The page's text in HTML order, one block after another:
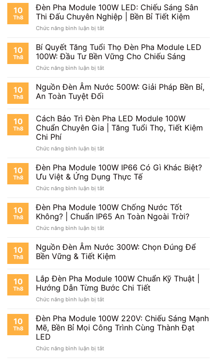
Điểm
&
Lời
Khuyên
Chuyên
Gia!
Pha
Module
100W
Giá
Nhiêu?
Báo
Chi
&
Ưu
Nhất
10
Th8
Đèn Pha Module 100W LED: Chiếu Sáng Sân
Thi Đấu Chuyên Nghiệp | Bền Bỉ Tiết Kiệm
Chức năng bình luận bị tắtở
Pha
Module
100W
LED:
Sáng
Chuyên
Nghiệp
Bỉ
Kiệm
10
Th8
Bí Quyết Tăng Tuổi Thọ Đèn Pha Module LED
100W: Đầu Tư Bền Vững Cho Chiếu Sáng
Chức năng bình luận bị tắtở
Quyết
Tăng
Đèn
Pha
Module
100W:
Tư
Bền
Vững
Cho
Sáng
10
Th8
Nguồn Đèn Âm Nước 500W: Giải Pháp Bền Bỉ,
An Toàn Tuyệt Đối
10
Th8
Cách Bảo Trì Đèn Pha LED Module 100W
Chuẩn Chuyên Gia | Tăng Tuổi Thọ, Tiết Kiệm
Chi Phí
Chức năng bình luận bị tắtở
Bảo
Trì
Đèn
Pha
Module
100W
Chuẩn
Chuyên
|
Tăng
Tiết
Kiệm
10
Th8
Đèn Pha Module 100W IP66 Có Gì Khác Biệt?
Ưu Việt & Ứng Dụng Thực Tế
Chức năng bình luận bị tắtở
Pha
Module
100W
IP66
Gì
Khác
Biệt?
Việt
&
Dụng
Tế
10
Th8
Đèn Pha Module 100W Chống Nước Tốt
Không? | Chuẩn IP65 An Toàn Ngoài Trời?
Chức năng bình luận bị tắtở
Pha
Module
100W
Nước
Tốt
Không?
|
IP65
An
Toàn
Trời?
10
Th8
Nguồn Đèn Âm Nước 300W: Chọn Đúng Để
Bền Vững & Tiết Kiệm
10
Th8
Lắp Đèn Pha Module 100W Chuẩn Kỹ Thuật |
Hướng Dẫn Từng Bước Chi Tiết
Chức năng bình luận bị tắtở
Đèn
Pha
Module
Chuẩn
10
Th8
Đèn Pha Module 100W 220V: Chiếu Sáng Mạnh
Mẽ, Bền Bỉ Mọi Công Trình Cùng Thành Đạt
LED
Chức năng bình luận bị tắtở